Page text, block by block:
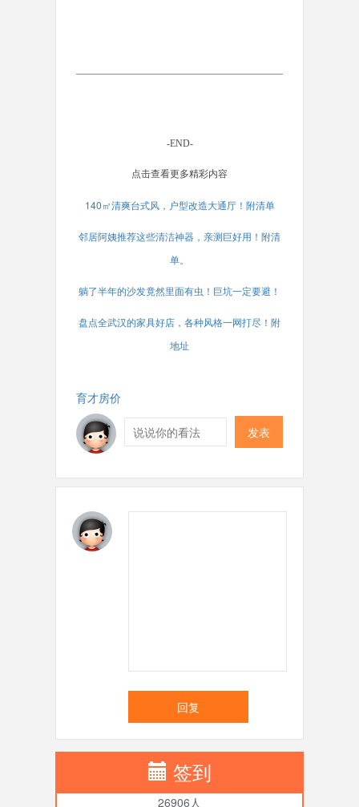
-END-
点击查看更多精彩内容
140㎡清爽台式风，户型改造大通厅！附清单
邻居阿姨推荐这些清洁神器，亲测巨好用！附清
单。
躺了半年的沙发竟然里面有虫！巨坑一定要避！
盘点全武汉的家具好店，各种风格一网打尽！附
地址
育才房价
发表
回复
签到
26906人